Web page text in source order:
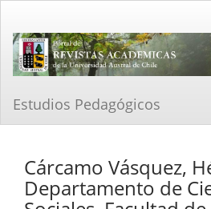
Contenido
principal
Barra
Estudios Pedagógicos
Cárcamo Vásquez,
Departamento de